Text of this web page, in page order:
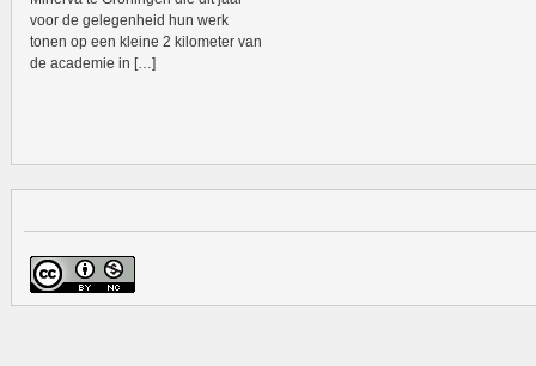
voor de gelegenheid hun werk
tonen op een kleine 2 kilometer van
de academie in […]